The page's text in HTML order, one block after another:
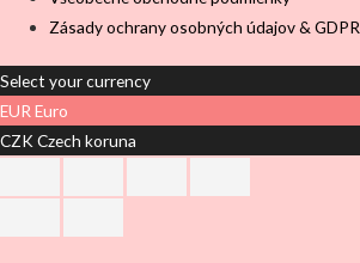
Zásady ochrany osobných údajov & GDPR
Select your currency
EUR Euro
CZK Czech koruna